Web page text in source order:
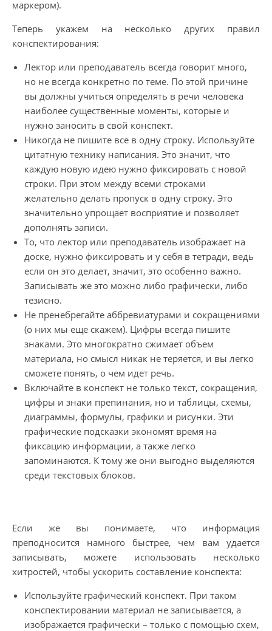
маркером).
Теперь укажем на несколько других правил
конспектирования:
Лектор или преподаватель всегда говорит много,
но не всегда конкретно по теме. По этой причине
вы должны учиться определять в речи человека
наиболее существенные моменты, которые и
нужно заносить в свой конспект.
Никогда не пишите все в одну строку. Используйте
цитатную технику написания. Это значит, что
каждую новую идею нужно фиксировать с новой
строки. При этом между всеми строками
желательно делать пропуск в одну строку. Это
значительно упрощает восприятие и позволяет
дополнять записи.
То, что лектор или преподаватель изображает на
доске, нужно фиксировать и у себя в тетради, ведь
если он это делает, значит, это особенно важно.
Записывать же это можно либо графически, либо
тезисно.
Не пренебрегайте аббревиатурами и сокращениями
(о них мы еще скажем). Цифры всегда пишите
знаками. Это многократно сжимает объем
материала, но смысл никак не теряется, и вы легко
сможете понять, о чем идет речь.
Включайте в конспект не только текст, сокращения,
цифры и знаки препинания, но и таблицы, схемы,
диаграммы, формулы, графики и рисунки. Эти
графические подсказки экономят время на
фиксацию информации, а также легко
запоминаются. К тому же они выгодно выделяются
среди текстовых блоков.
Если же вы понимаете, что информация
преподносится намного быстрее, чем вам удается
записывать, можете использовать несколько
хитростей, чтобы ускорить составление конспекта:
Используйте графический конспект. При таком
конспектировании материал не записывается, а
изображается графически – только с помощью схем,